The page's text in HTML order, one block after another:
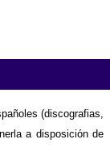
(discografias,
a disposición de